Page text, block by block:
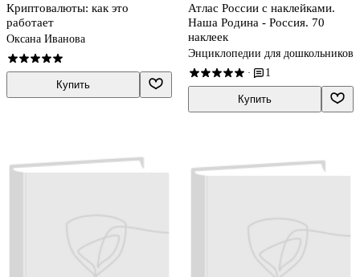
Криптовалюты: как это
работает
Оксана Иванова
Купить
Атлас России с наклейками.
Наша Родина - Россия. 70
наклеек
Энциклопедии для дошкольников
· 1
Купить